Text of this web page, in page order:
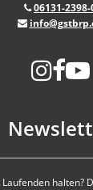
06131-2398-
halten?